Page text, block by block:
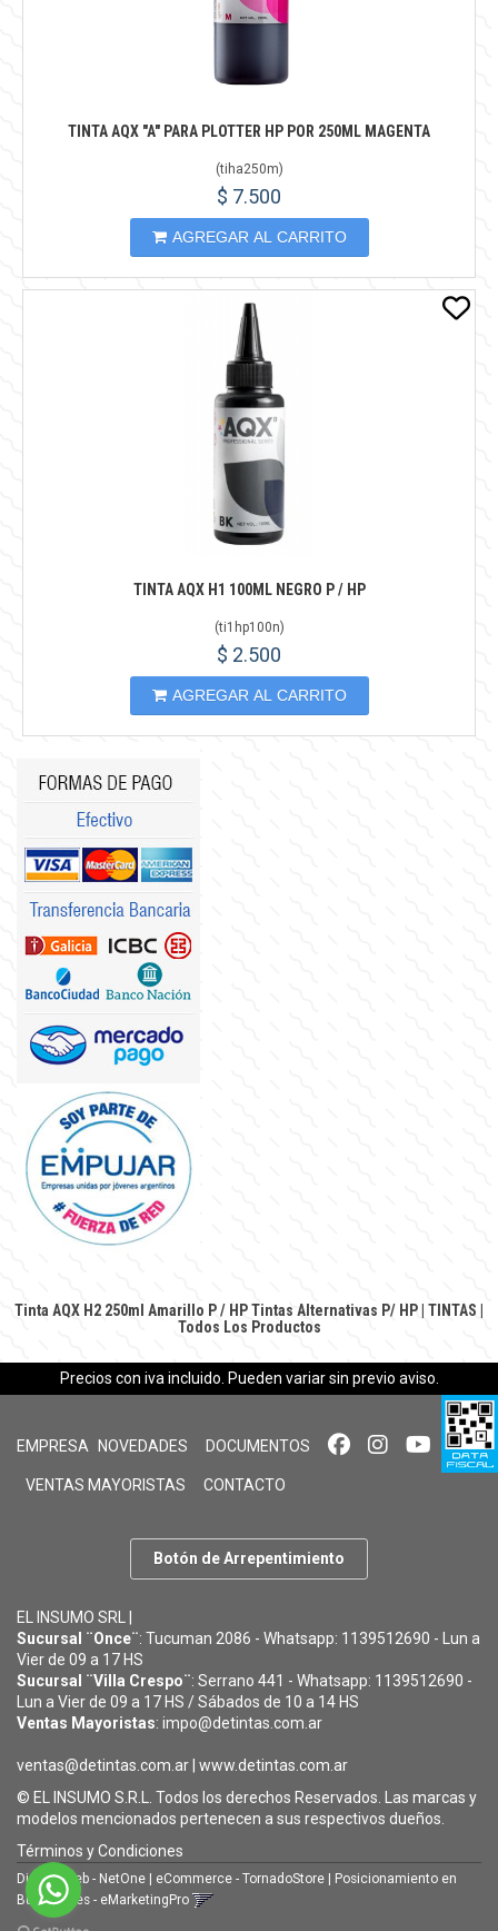
TINTA AQX "A" PARA PLOTTER HP POR 250ML MAGENTA
(tiha250m)
$ 7.500
AGREGAR AL CARRITO
TINTA AQX H1 100ML NEGRO P / HP
(ti1hp100n)
$ 2.500
AGREGAR AL CARRITO
Tinta AQX H2 250ml Amarillo P / HPTintas Alternativas P/ HP TINTAS
Todos Los Productos
Precios con iva incluido. Pueden variar sin previo aviso.
EMPRESA NOVEDADES DOCUMENTOS
VENTAS MAYORISTAS CONTACTO
Botón de Arrepentimiento
EL INSUMO SRL |
Sucursal ¨Once¨: Tucuman 2086 - Whatsapp: 1139512690 - Lun a
Vier de 09 a 17 HS
Sucursal ¨Villa Crespo¨: Serrano 441 - Whatsapp: 1139512690 -
Lun a Vier de 09 a 17 HS / Sábados de 10 a 14 HS
Ventas Mayoristas: impo@detintas.com.ar
ventas@detintas.com.ar www.detintas.com.ar
© EL INSUMO S.R.L. Todos los derechos Reservados. Las marcas y
modelos mencionados pertenecen a sus respectivos dueños.
Términos y Condiciones
Diseño Web - NetOne | eCommerce - TornadoStore | Posicionamiento en
Buscadores - eMarketingPro